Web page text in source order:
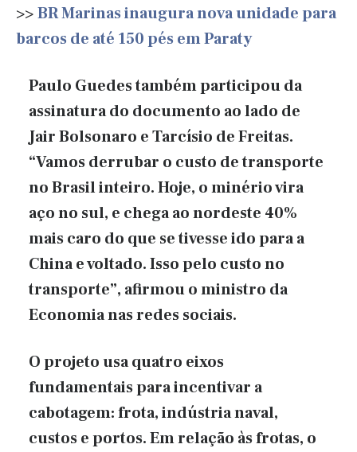
>>BR Marinas inaugura nova unidade para
barcos de até 150 pés em Paraty
Paulo Guedes também participou da
assinatura do documento ao lado de
Jair Bolsonaro e Tarcísio de Freitas.
“Vamos derrubar o custo de transporte
no Brasil inteiro. Hoje, o minério vira
aço no sul, e chega ao nordeste 40%
mais caro do que se tivesse ido para a
China e voltado. Isso pelo custo no
transporte”, afirmou o ministro da
Economia nas redes sociais.
O projeto usa quatro eixos
fundamentais para incentivar a
cabotagem: frota, indústria naval,
custos e portos. Em relação às frotas, o